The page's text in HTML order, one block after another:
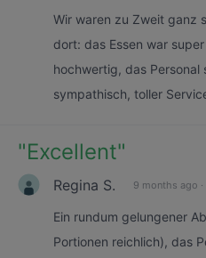
Wir waren zu Zweit ganz
dort: das Essen war
hochwertig, das Personal
sympathisch, toller
"Excellent"
Regina S. 9 months ago ·
Ein rundum gelungener
Portionen reichlich), das